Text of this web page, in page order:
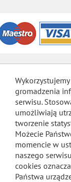
gromadzenia
serwisu.
umożliwiają
tworzenie
Możecie
momencie w
naszego
cookies
Państwa